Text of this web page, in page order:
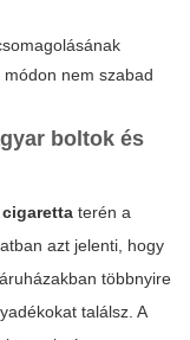
nem szabad
boltok és
terén a
azt jelenti, hogy
többnyire
találsz. A